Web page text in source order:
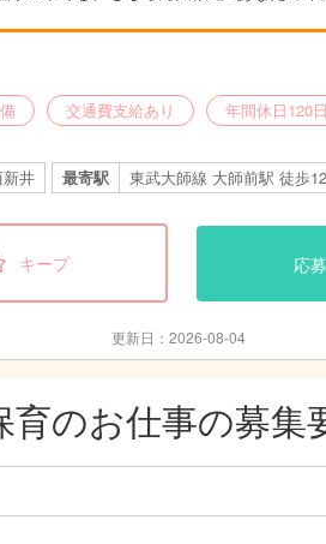
交通費支給あり 年間休日120
井 最寄駅 東武大師線 大師前駅 徒歩
キープ 応
更新日：2026-08-04
育のお仕事の募集